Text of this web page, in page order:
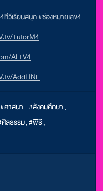
ทีวีเรียนสนุก #ช่องหมายเลข4
TutorM4
ALTV4
AddLINE
#ศาสนา ,#สังคมศึกษา,
ลธรรม,#พิธี,